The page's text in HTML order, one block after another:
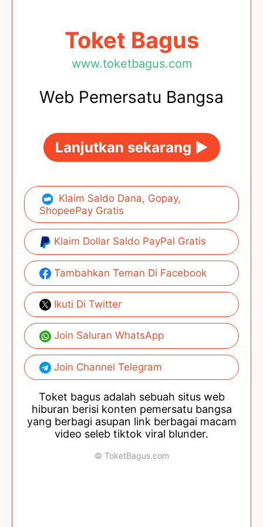
Toket Bagus
www.toketbagus.com
Web Pemersatu Bangsa
Lanjutkan sekarang ►
Klaim Saldo Dana, Gopay,
ShopeePay Gratis
Klaim Dollar Saldo PayPal Gratis
Tambahkan Teman Di Facebook
Ikuti Di Twitter
Join Saluran WhatsApp
Join Channel Telegram
Toket bagus adalah sebuah situs web
hiburan berisi konten pemersatu bangsa
yang berbagi asupan link berbagai macam
video seleb tiktok viral blunder.
© ToketBagus.com